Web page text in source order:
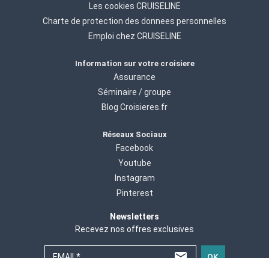
Les cookies CRUISELINE
Charte de protection des donnees personnelles
Emploi chez CRUISELINE
Information sur votre croisiere
Assurance
Séminaire / groupe
Blog Croisieres.fr
Réseaux Sociaux
Facebook
Youtube
Instagram
Pinterest
Newsletters
Recevez nos offres exclusives